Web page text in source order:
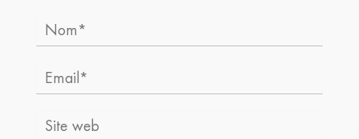
Nom*
Email*
Site
web